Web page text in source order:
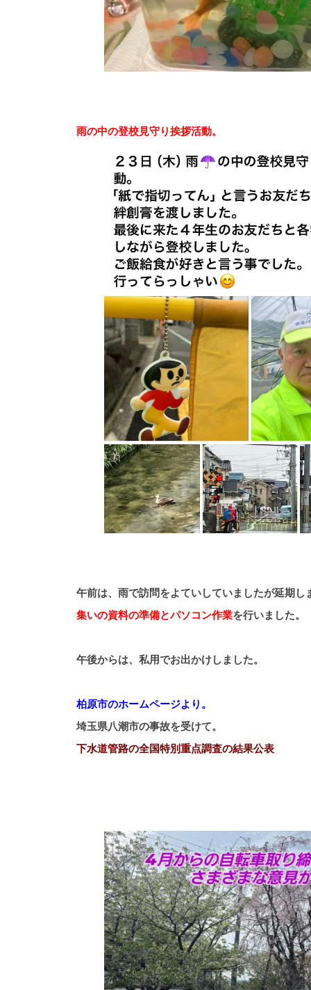
雨の中の登校見守り挨拶活動。
午前は、雨で訪問をよていしていましたが延期し
集いの資料の準備とパソコン作業を行いました。
午後からは、私用でお出かけしました。
柏原市のホームページより。
埼玉県八潮市の事故を受けて。
下水道管路の全国特別重点調査の結果公表